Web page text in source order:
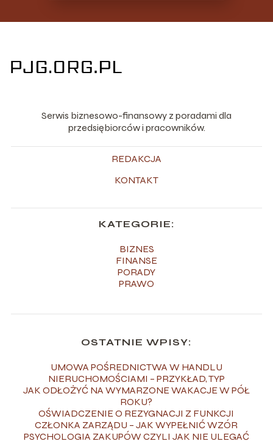
Serwis biznesowo-finansowy z poradami dla
przedsiębiorców i pracowników.
REDAKCJA
KONTAKT
KATEGORIE:
BIZNES
FINANSE
PORADY
PRAWO
OSTATNIE WPISY:
UMOWA POŚREDNICTWA W HANDLU
NIERUCHOMOŚCIAMI – PRZYKŁAD, TYP
JAK ODŁOŻYĆ NA WYMARZONE WAKACJE W PÓŁ
ROKU?
OŚWIADCZENIE O REZYGNACJI Z FUNKCJI
CZŁONKA ZARZĄDU – JAK WYPEŁNIĆ WZÓR
PSYCHOLOGIA ZAKUPÓW CZYLI JAK NIE ULEGAĆ